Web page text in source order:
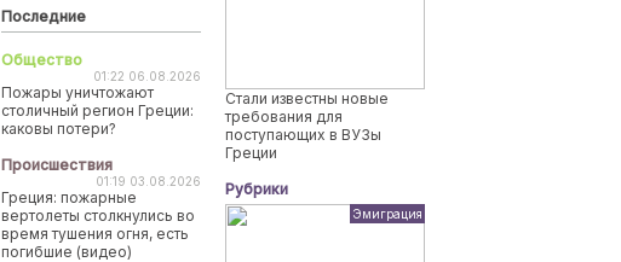
Последние
Общество
01:22 06.08.2026
Пожары уничтожают
столичный регион Греции:
каковы потери?
Происшествия
01:19 03.08.2026
Греция: пожарные
вертолеты столкнулись во
время тушения огня, есть
погибшие (видео)
Стали известны новые
требования для
поступающих в ВУЗы
Греции
Рубрики
Эмиграция